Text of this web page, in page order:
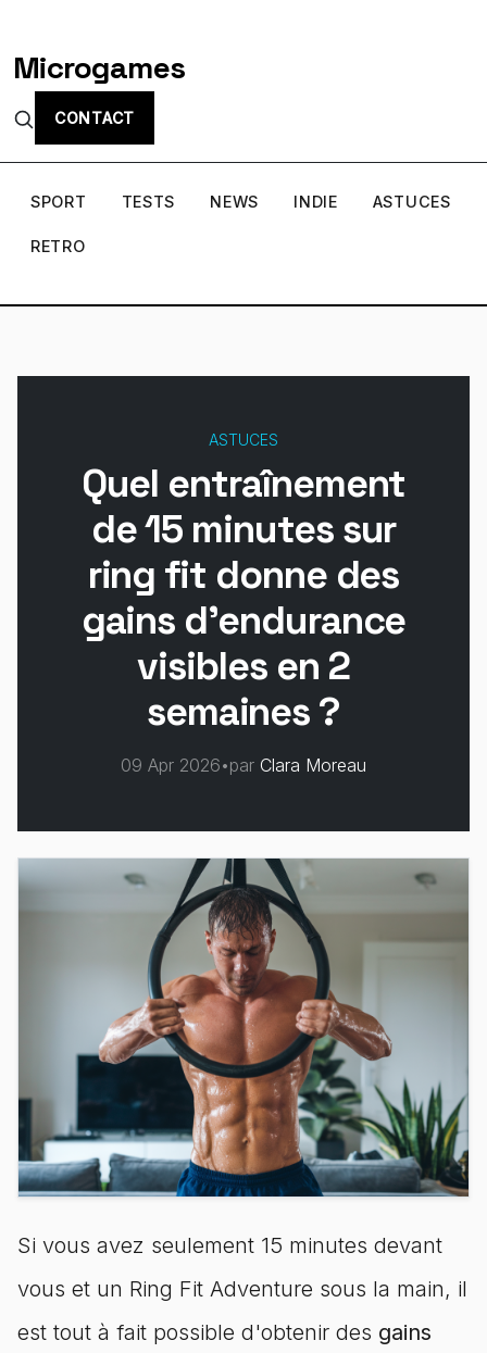
Microgames
CONTACT
SPORT TESTS NEWS INDIE ASTUCES
RETRO
ASTUCES
Quel entraînement
de 15 minutes sur
ring fit donne des
gains d'endurance
visibles en 2
semaines ?
09 Apr 2026•par Clara Moreau
Si vous avez seulement 15 minutes devant
vous et un Ring Fit Adventure sous la main, il
est tout à fait possible d'obtenir des gains